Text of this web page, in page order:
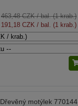
463,48 CZK/ bal. (1 krab.)
191,18 CZK / bal. (1 krab.)
Dřevěný motýlek 770144